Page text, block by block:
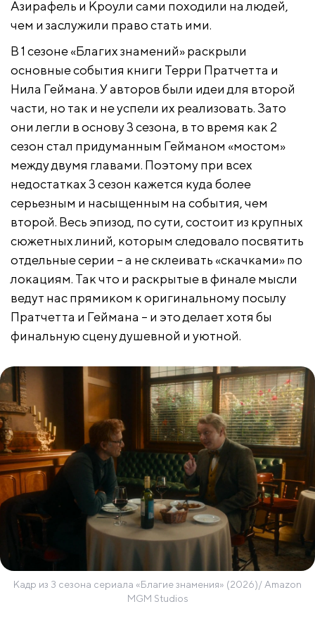
Азирафель и Кроули сами походили на людей,
чем и заслужили право стать ими.
В 1 сезоне «Благих знамений» раскрыли
основные события книги Терри Пратчетта и
Нила Геймана. У авторов были идеи для второй
части, но так и не успели их реализовать. Зато
они легли в основу 3 сезона, в то время как 2
сезон стал придуманным Гейманом «мостом»
между двумя главами. Поэтому при всех
недостатках 3 сезон кажется куда более
серьезным и насыщенным на события, чем
второй. Весь эпизод, по сути, состоит из крупных
сюжетных линий, которым следовало посвятить
отдельные серии – а не склеивать «скачками» по
локациям. Так что и раскрытые в финале мысли
ведут нас прямиком к оригинальному посылу
Пратчетта и Геймана – и это делает хотя бы
финальную сцену душевной и уютной.
Кадр из 3 сезона сериала «Благие знамения» (2026)/ Amazon
MGM Studios